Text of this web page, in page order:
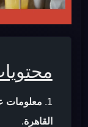
معلومات
القاهرة.